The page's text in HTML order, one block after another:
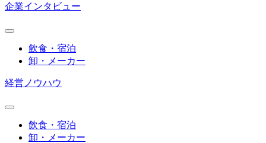
企業インタビュー
飲食・宿泊
卸・メーカー
経営ノウハウ
飲食・宿泊
卸・メーカー